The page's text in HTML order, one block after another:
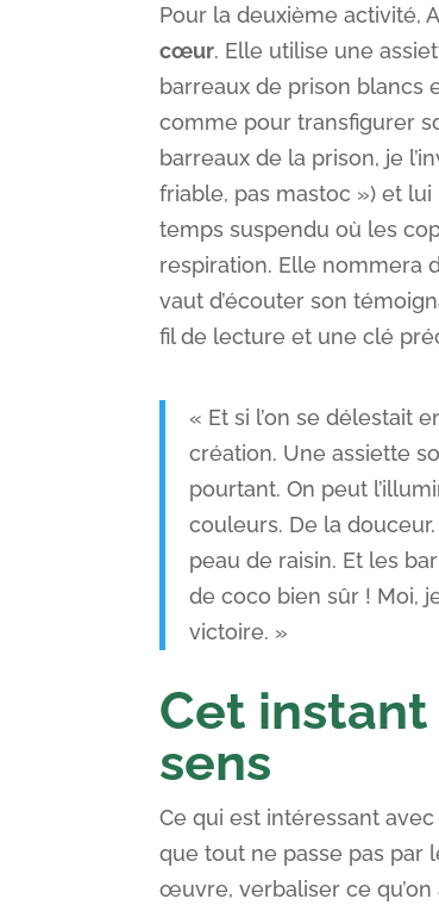
Pour la deuxième activité,
cœur. Elle utilise une
barreaux de prison blancs
comme pour transfigurer
barreaux de la prison, je
friable, pas mastoc ») et
temps suspendu où les
respiration. Elle nommera
vaut d’écouter son
fil de lecture et une clé
« Et si l’on se délestait
création. Une assiette
pourtant. On peut
couleurs. De la
peau de raisin. Et les
de coco bien sûr ! Moi,
victoire. »
Cet
sens
Ce qui est intéressant
que tout ne passe pas par
œuvre, verbaliser ce